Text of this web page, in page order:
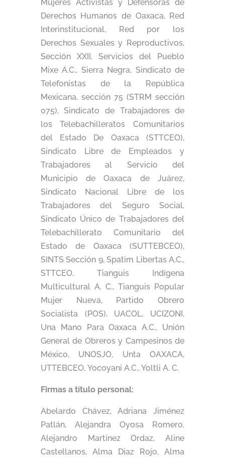
Mujeres Activistas y Defensoras de
Derechos Humanos de Oaxaca, Red
Interinstitucional, Red por los
Derechos Sexuales y Reproductivos,
Sección XXII, Servicios del Pueblo
Mixe A.C., Sierra Negra, Sindicato de
Telefonistas de la República
Mexicana, sección 75 (STRM sección
075), Sindicato de Trabajadores de
los Telebachilleratos Comunitarios
del Estado De Oaxaca (STTCEO),
Sindicato Libre de Empleados y
Trabajadores al Servicio del
Municipio de Oaxaca de Juárez,
Sindicato Nacional Libre de los
Trabajadores del Seguro Social,
Sindicato Único de Trabajadores del
Telebachillerato Comunitario del
Estado de Oaxaca (SUTTEBCEO),
SINTS Sección 9, Spatim Libertas A.C.,
STTCEO, Tianguis Indígena
Multicultural A. C., Tianguis Popular
Mujer Nueva, Partido Obrero
Socialista (POS), UACOL, UCIZONI,
Una Mano Para Oaxaca A.C., Unión
General de Obreros y Campesinos de
México, UNOSJO, Unta OAXACA,
UTTEBCEO, Yocoyani A.C., Yoltli A. C.
Firmas a título personal:
Abelardo Chávez, Adriana Jiménez
Patlán, Alejandra Oyosa Romero,
Alejandro Martínez Ordaz, Aline
Castellanos, Alma Diaz Rojo, Alma